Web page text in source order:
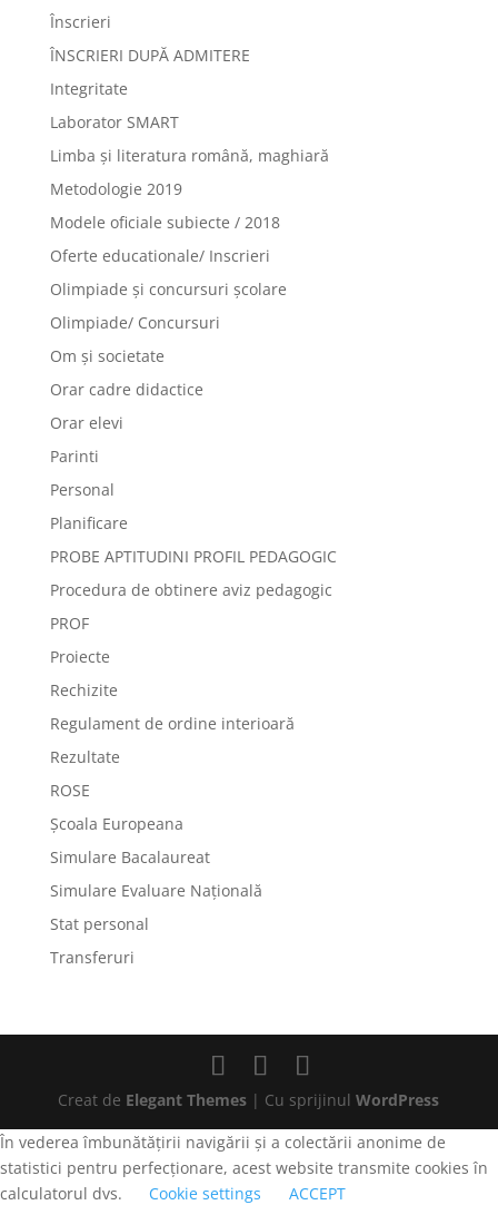
Înscrieri
ÎNSCRIERI DUPĂ ADMITERE
Integritate
Laborator SMART
Limba şi literatura română, maghiară
Metodologie 2019
Modele oficiale subiecte / 2018
Oferte educationale/ Inscrieri
Olimpiade şi concursuri şcolare
Olimpiade/ Concursuri
Om și societate
Orar cadre didactice
Orar elevi
Parinti
Personal
Planificare
PROBE APTITUDINI PROFIL PEDAGOGIC
Procedura de obtinere aviz pedagogic
PROF
Proiecte
Rechizite
Regulament de ordine interioară
Rezultate
ROSE
Școala Europeana
Simulare Bacalaureat
Simulare Evaluare Națională
Stat personal
Transferuri
Creat de Elegant Themes | Cu sprijinulWordPress
În vederea îmbunătățirii navigării și a colectării anonime de
statistici pentru perfecționare, acest website transmite cookies în
calculatorul dvs.
Cookie settings
ACCEPT